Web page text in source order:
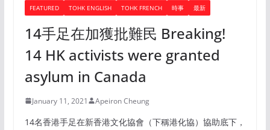
FEATURED TOHK ENGLISH TOHK FRENCH 時事 最新
14手足在加獲批難民 Breaking!
14 HK activists were granted
asylum in Canada
January 11, 2021 Apeiron Cheung
14名香港手足在新香港文化協會（下稱港化協）協助底下，